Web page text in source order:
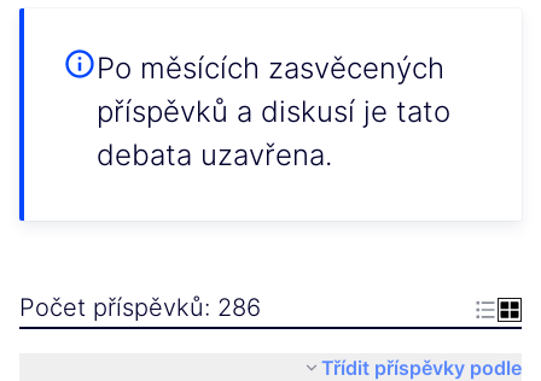
Po měsících zasvěcených
příspěvků a diskusí je tato
debata uzavřena.
Počet příspěvků: 286
Třídit příspěvky podle